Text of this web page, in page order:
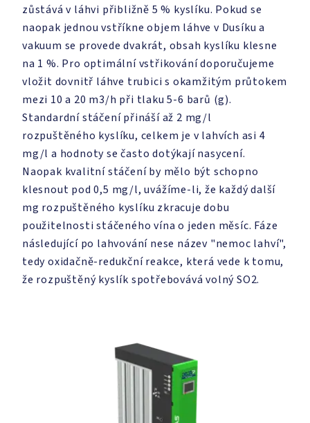
zůstává v láhvi přibližně 5 % kyslíku. Pokud se
naopak jednou vstříkne objem láhve v Dusíku a
vakuum se provede dvakrát, obsah kyslíku klesne
na 1 %. Pro optimální vstřikování doporučujeme
vložit dovnitř láhve trubici s okamžitým průtokem
mezi 10 a 20 m3/h při tlaku 5-6 barů (g).
Standardní stáčení přináší až 2 mg/l
rozpuštěného kyslíku, celkem je v lahvích asi 4
mg/l a hodnoty se často dotýkají nasycení.
Naopak kvalitní stáčení by mělo být schopno
klesnout pod 0,5 mg/l, uvážíme-li, že každý další
mg rozpuštěného kyslíku zkracuje dobu
použitelnosti stáčeného vína o jeden měsíc. Fáze
následující po lahvování nese název "nemoc lahví",
tedy oxidačně-redukční reakce, která vede k tomu,
že rozpuštěný kyslík spotřebovává volný SO2.